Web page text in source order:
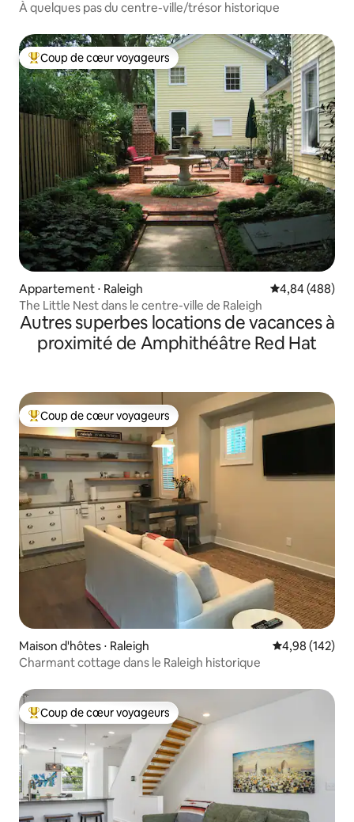
À quelques pas du centre-ville/trésor historique
Coups de cœur voyageurs les plus appréciés
Coup de cœur voyageurs
Appartement ⋅ Raleigh Évaluation
4,84 (488)
The Little Nest dans le centre-ville de Raleigh
Autres superbes locations de vacances à
proximité de Amphithéâtre Red Hat
Coups de cœur voyageurs les plus appréciés
Coup de cœur voyageurs
Maison d'hôtes ⋅ Raleigh Évaluation
4,98 (142)
Charmant cottage dans le Raleigh historique
Coups de cœur voyageurs les plus appréciés
Coup de cœur voyageurs